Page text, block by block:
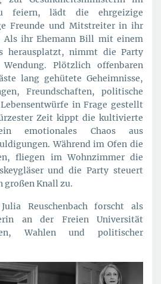
feiern, lädt die ehrgeizige
Freunde und Mitstreiter in ihr
Als ihr Ehemann Bill mit einem
herausplatzt, nimmt die Party
Wendung. Plötzlich offenbaren
lang gehütete Geheimnisse,
Freundschaften, politische
in Frage gestellt
Zeit kippt die kultivierte
emotionales Chaos aus
Während im Ofen die
fliegen im Wohnzimmer die
und die Party steuert
großen Knall zu.
Reuschenbach forscht als
an der Freien Universität
Wahlen und politischer